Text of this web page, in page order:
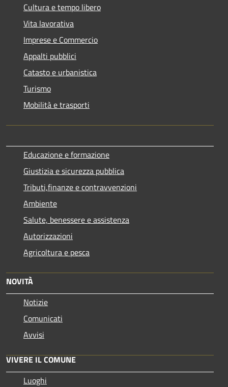
Cultura e tempo libero
Vita lavorativa
Imprese e Commercio
Appalti pubblici
Catasto e urbanistica
Turismo
Mobilità e trasporti
Educazione e formazione
Giustizia e sicurezza pubblica
Tributi,finanze e contravvenzioni
Ambiente
Salute, benessere e assistenza
Autorizzazioni
Agricoltura e pesca
NOVITÀ
Notizie
Comunicati
Avvisi
VIVERE IL COMUNE
Luoghi